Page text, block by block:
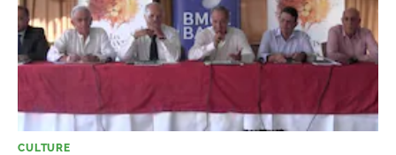
CULTURE